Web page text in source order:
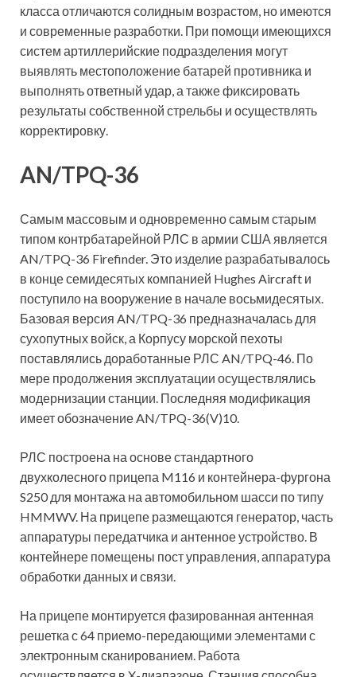
класса отличаются солидным возрастом, но имеются
и современные разработки. При помощи имеющихся
систем артиллерийские подразделения могут
выявлять местоположение батарей противника и
выполнять ответный удар, а также фиксировать
результаты собственной стрельбы и осуществлять
корректировку.
AN/TPQ-36
Самым массовым и одновременно самым старым
типом контрбатарейной РЛС в армии США является
AN/TPQ-36 Firefinder. Это изделие разрабатывалось
в конце семидесятых компанией Hughes Aircraft и
поступило на вооружение в начале восьмидесятых.
Базовая версия AN/TPQ-36 предназначалась для
сухопутных войск, а Корпусу морской пехоты
поставлялись доработанные РЛС AN/TPQ-46. По
мере продолжения эксплуатации осуществлялись
модернизации станции. Последняя модификация
имеет обозначение AN/TPQ-36(V)10.
РЛС построена на основе стандартного
двухколесного прицепа M116 и контейнера-фургона
S250 для монтажа на автомобильном шасси по типу
HMMWV. На прицепе размещаются генератор, часть
аппаратуры передатчика и антенное устройство. В
контейнере помещены пост управления, аппаратура
обработки данных и связи.
На прицепе монтируется фазированная антенная
решетка с 64 приемо-передающими элементами с
электронным сканированием. Работа